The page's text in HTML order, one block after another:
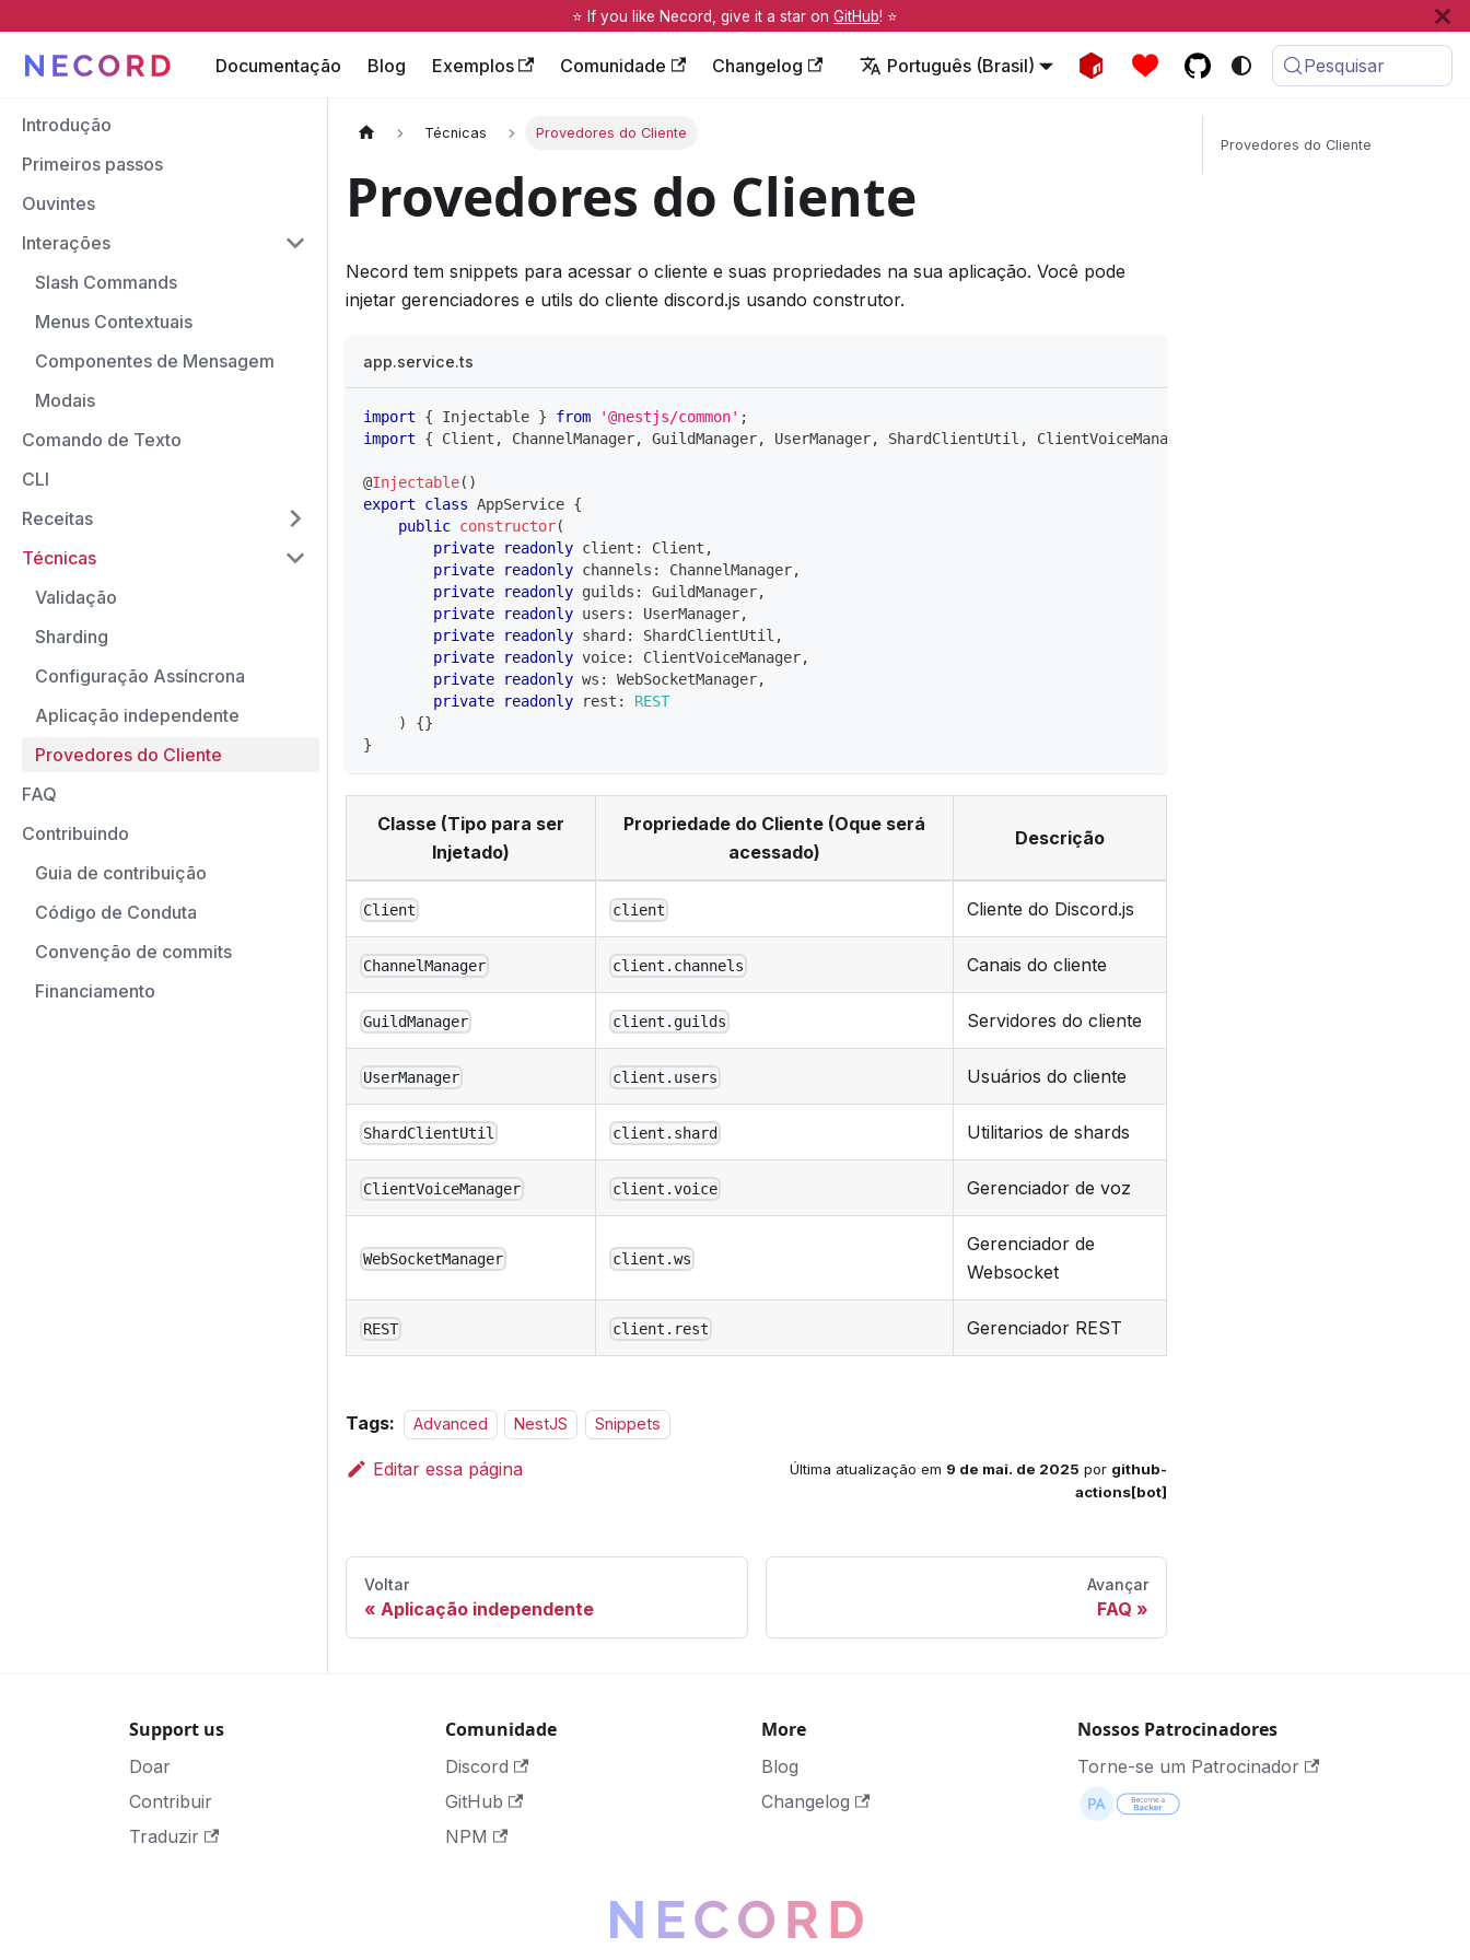
⭐️ If you like Necord, give it a star on GitHub! ⭐️
Documentação Blog Exemplos Comunidade Changelog Português (Brasil) Pesquisar
Introdução
Primeiros passos
Ouvintes
Interações
Slash Commands
Menus Contextuais
Componentes de Mensagem
Modais
Comando de Texto
CLI
Receitas
Técnicas
Validação
Sharding
Configuração Assíncrona
Aplicação independente
Provedores do Cliente
FAQ
Contribuindo
Guia de contribuição
Código de Conduta
Convenção de commits
Financiamento
Técnicas Provedores do Cliente
Provedores do Cliente
Necord tem snippets para acessar o cliente e suas propriedades na sua aplicação. Você pode
injetar gerenciadores e utils do cliente discord.js usando construtor.
app.service.ts
import { Injectable } from '@nestjs/common' ;
import
{ Client , ChannelManager, GuildManager, UserManager, ShardClientUtil , ClientVoiceManager
@Injectable( )
export
class AppService {
public constructor(
private
readonly client : Client ,
private
readonly channels : ChannelManager,
private
readonly guilds : GuildManager,
private
readonly users : UserManager,
private
readonly shard : ShardClientUtil ,
private
readonly voice: ClientVoiceManager,
private
readonly ws : WebSocketManager,
private
readonly rest :
REST
)
{}
}
Classe (Tipo para ser
Injetado)
Propriedade do Cliente (Oque será
acessado)
Descrição
Client client Cliente do Discord.js
ChannelManager client.channels Canais do cliente
GuildManager client.guilds Servidores do cliente
UserManager client.users Usuários do cliente
ShardClientUtil client.shard Utilitarios de shards
ClientVoiceManager client.voice Gerenciador de voz
WebSocketManager client.ws
Gerenciador de
Websocket
REST client.rest Gerenciador REST
Tags: Advanced NestJS Snippets
Editar essa página Última atualização em 9 de mai. de 2025 por github-
actions[bot]
Voltar
Aplicação independente
Avançar
FAQ
Provedores do Cliente
Support us
Doar
Contribuir
Traduzir
Comunidade
Discord
GitHub
NPM
More
Blog
Changelog
Nossos Patrocinadores
Torne-se um Patrocinador